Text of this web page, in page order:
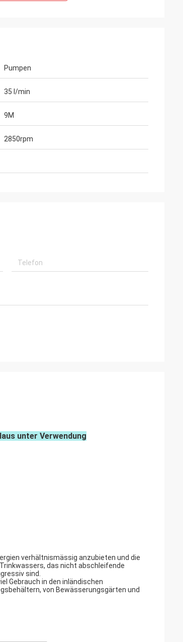
Vadim Zabiiaka
Entwurf und der Herstellung der Produkte.
instand.
Pumpen
35 l/min
9M
2850rpm
unter Verwendung
verhältnismässig anzubieten und die
das nicht abschleifende
sind.
Gebrauch in den inländischen
von Bewässerungsgärten und